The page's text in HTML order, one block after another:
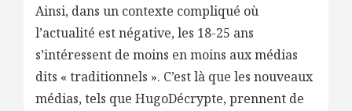
Ainsi, dans un contexte compliqué où
l’actualité est négative, les 18-25 ans
s’intéressent de moins en moins aux médias
dits « traditionnels ». C’est là que les nouveaux
médias, tels que HugoDécrypte, prennent de